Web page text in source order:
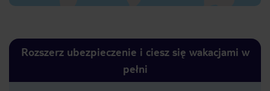
Rozszerz ubezpieczenie i ciesz się wakacjami w
pełni